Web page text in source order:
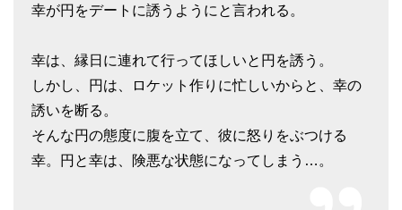
幸が円をデートに誘うようにと言われる。
幸は、縁日に連れて行ってほしいと円を誘う。
しかし、円は、ロケット作りに忙しいからと、幸の
誘いを断る。
そんな円の態度に腹を立て、彼に怒りをぶつける
幸。円と幸は、険悪な状態になってしまう…。